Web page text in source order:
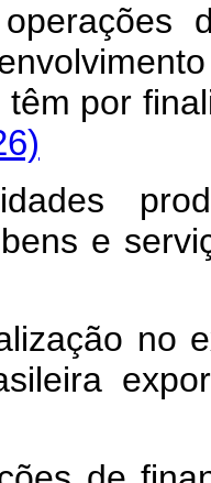
têm por
bens e
no